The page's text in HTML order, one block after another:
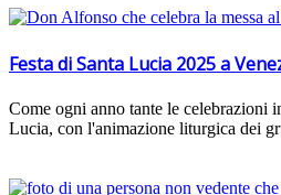
Festa di Santa Lucia 2025 a
Come ogni anno tante le celebrazioni
Lucia, con l'animazione liturgica dei